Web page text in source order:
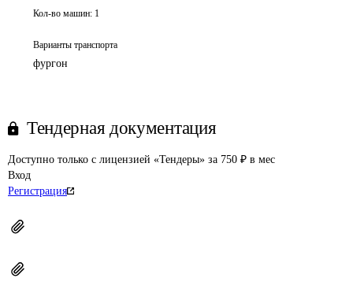
Кол-во машин: 1
Варианты транспорта
фургон
Тендерная документация
Доступно только с лицензией «Тендеры» за 750 ₽ в мес
Вход
Регистрация